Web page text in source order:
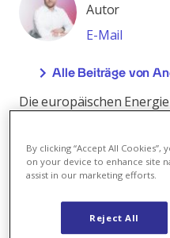
Autor
E-Mail
Alle Beiträge von
Die europäischen
russisches Gas und
Vereinigten Staaten und
Preisentwicklung.
By clicking “Accept All
on your device to enhance site
assist in our marketing efforts.
Reject All